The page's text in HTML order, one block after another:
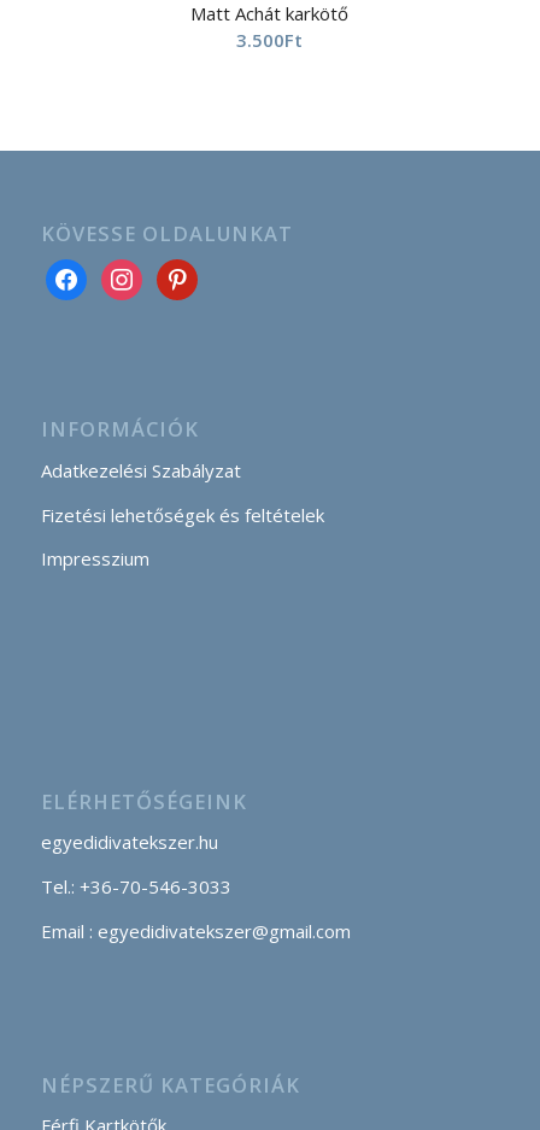
Matt Achát karkötő
3.500Ft
KÖVESSE OLDALUNKAT
INFORMÁCIÓK
Adatkezelési Szabályzat
Fizetési lehetőségek és feltételek
Impresszium
ELÉRHETŐSÉGEINK
egyedidivatekszer.hu
Tel.: +36-70-546-3033
Email : egyedidivatekszer@gmail.com
NÉPSZERŰ KATEGÓRIÁK